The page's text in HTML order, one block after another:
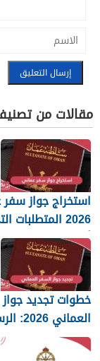
مقالات من
استخراج جواز
2026
أن تعرفها
خطوات تجديد
العماني
والمستندات